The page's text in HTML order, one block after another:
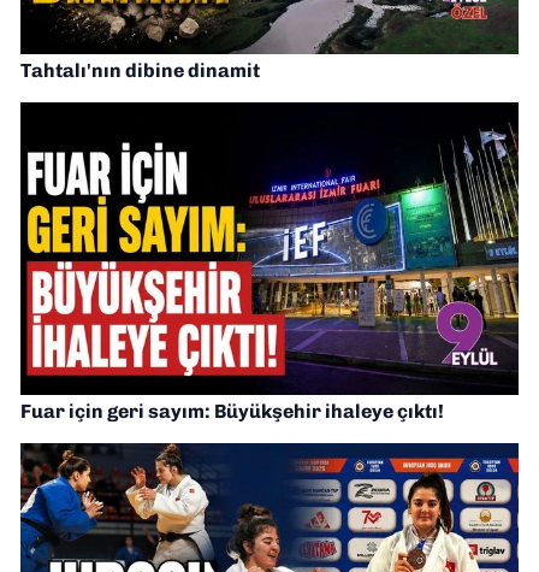
Tahtalı'nın dibine dinamit
Fuar için geri sayım: Büyükşehir ihaleye çıktı!